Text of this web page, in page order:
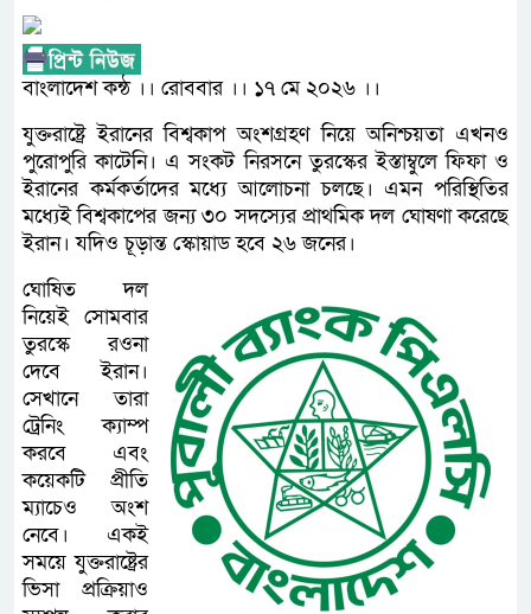
বাংলাদেশ কন্ঠ ।। রোববার ।। ১৭ মে ২০২৬ ।।
যুক্তরাষ্ট্রে ইরানের বিশ্বকাপ অংশগ্রহণ নিয়ে অনিশ্চয়তা এখনও
পুরোপুরি কাটেনি। এ সংকট নিরসনে তুরস্কের ইস্তাম্বুলে ফিফা ও
ইরানের কর্মকর্তাদের মধ্যে আলোচনা চলছে। এমন পরিস্থিতির
মধ্যেই বিশ্বকাপের জন্য ৩০ সদস্যের প্রাথমিক দল ঘোষণা করেছে
ইরান। যদিও চূড়ান্ত স্কোয়াড হবে ২৬ জনের।
ঘোষিত দল
নিয়েই সোমবার
তুরস্কে রওনা
দেবে ইরান।
সেখানে তারা
ট্রেনিং ক্যাম্প
করবে এবং
কয়েকটি প্রীতি
ম্যাচেও অংশ
নেবে। একই
সময়ে যুক্তরাষ্ট্রের
ভিসা প্রক্রিয়াও